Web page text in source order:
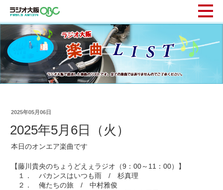
2025年05月06日
2025年5月6日（火）
本日のオンエア楽曲です
【藤川貴央のちょうどえぇラジオ（9：00～11：00）】
１． バカンスはいつも雨 / 杉真理
２． 俺たちの旅 / 中村雅俊